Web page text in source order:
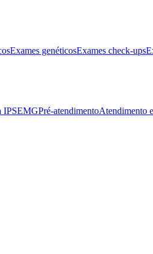
Exames genéticosExames check-ups
IPSEMGPré-atendimentoAtendimento